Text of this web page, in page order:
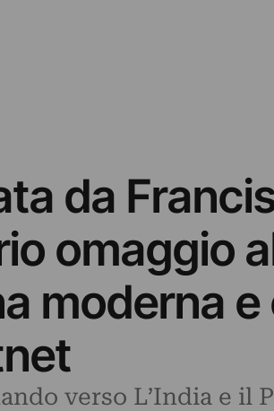
da
omaggio
moderna
verso L’India e il